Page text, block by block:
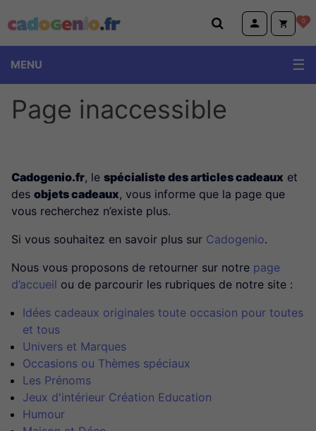
Cadogenio.fr 0
MENU
Page inaccessible
Cadogenio.fr, le spécialiste des articles cadeaux et
des objets cadeaux, vous informe que la page que
vous recherchez n’existe plus.
Si vous souhaitez en savoir plus sur Cadogenio.
Nous vous proposons de retourner sur notre page
d’accueil ou de parcourir les rubriques de notre site :
Idées cadeaux originales toute occasion pour toutes
et tous
Univers et Marques
Occasions ou Thèmes spéciaux
Les Prénoms
Jeux d'intérieur Création Education
Humour